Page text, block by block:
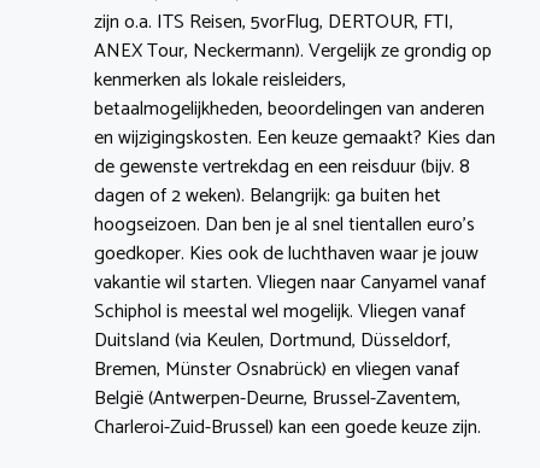
zijn o.a. ITS Reisen, 5vorFlug, DERTOUR, FTI,
ANEX Tour, Neckermann). Vergelijk ze grondig op
kenmerken als lokale reisleiders,
betaalmogelijkheden, beoordelingen van anderen
en wijzigingskosten. Een keuze gemaakt? Kies dan
de gewenste vertrekdag en een reisduur (bijv. 8
dagen of 2 weken). Belangrijk: ga buiten het
hoogseizoen. Dan ben je al snel tientallen euro’s
goedkoper. Kies ook de luchthaven waar je jouw
vakantie wil starten. Vliegen naar Canyamel vanaf
Schiphol is meestal wel mogelijk. Vliegen vanaf
Duitsland (via Keulen, Dortmund, Düsseldorf,
Bremen, Münster Osnabrück) en vliegen vanaf
België (Antwerpen-Deurne, Brussel-Zaventem,
Charleroi-Zuid-Brussel) kan een goede keuze zijn.